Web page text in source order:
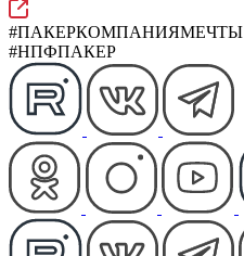
#ПАКЕРКОМПАНИЯМЕЧТЫ
#НПФПАКЕР